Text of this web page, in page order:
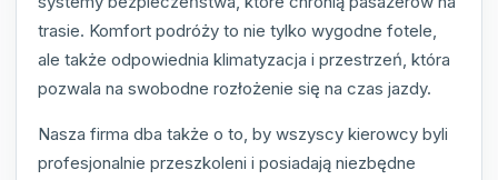
trasie. Komfort podróży to nie tylko wygodne fotele,
ale także odpowiednia klimatyzacja i przestrzeń, która
pozwala na swobodne rozłożenie się na czas jazdy.
Nasza firma dba także o to, by wszyscy kierowcy byli
profesjonalnie przeszkoleni i posiadają niezbędne